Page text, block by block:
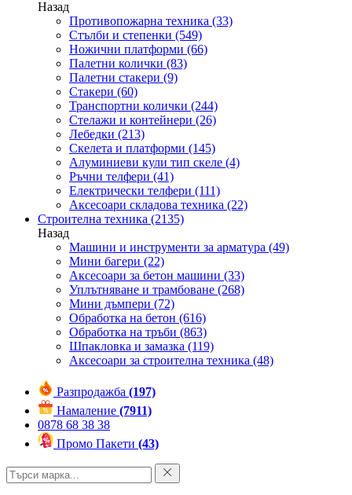
Назад
Противопожарна техника (33)
Стълби и степенки (549)
Ножични платформи (66)
Палетни колички (83)
Палетни стакери (9)
Стакери (60)
Транспортни колички (244)
Стелажи и контейнери (26)
Лебедки (213)
Скелета и платформи (145)
Алуминиеви кули тип скеле (4)
Ръчни телфери (41)
Електрически телфери (111)
Аксесоари складова техника (22)
Строителна техника (2135)
Назад
Машини и инструменти за арматура (49)
Мини багери (22)
Аксесоари за бетон машини (33)
Уплътняване и трамбоване (268)
Мини дъмпери (72)
Обработка на бетон (616)
Обработка на тръби (863)
Шпакловка и замазка (119)
Аксесоари за строителна техника (48)
Разпродажба (197)
Намаление (7911)
0878 68 38 38
Промо Пакети (43)